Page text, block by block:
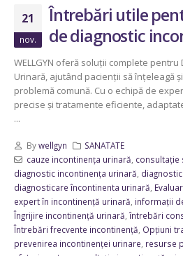
21
nov.
Întrebări utile
de diagnostic
WELLGYN oferă soluții complete
Urinară, ajutând pacienții să înțeleagă
problemă comună. Cu o echipă de
precise și tratamente eficiente,
...
Bywellgyn
SANATATE
cauze incontinența urinară consultație
diagnostic incontinența urinară
diagnosticare încontinenta urinară
expert în incontinență urinară informații
Îngrijire incontinență urinară ,întrebări
Întrebări frecvente incontinență Opțiuni
prevenirea incontinenței urinare resurse